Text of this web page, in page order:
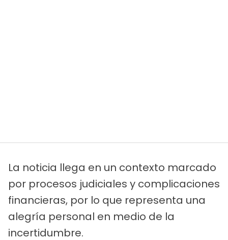
La noticia llega en un contexto marcado
por procesos judiciales y complicaciones
financieras, por lo que representa una
alegría personal en medio de la
incertidumbre.